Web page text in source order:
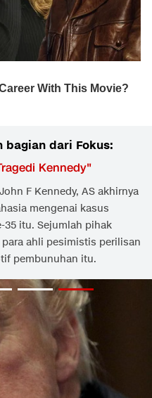
bagian dari Fokus:
Kennedy"
F Kennedy, AS akhirnya
mengenai kasus
itu. Sejumlah pihak
ahli pesimistis perilisan
pembunuhan itu.